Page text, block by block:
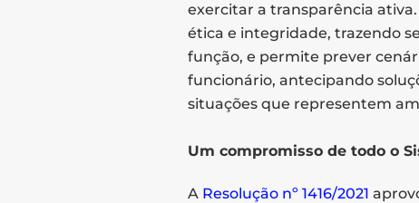
exercitar a transparência
ética e integridade, trazendo
função, e permite prever
funcionário, antecipando
situações que representem
Um compromisso de todo o
A Resolução nº 1416/2021